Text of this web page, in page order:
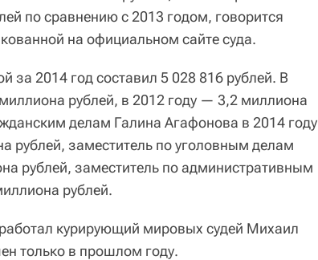
по сравнению с 2013 годом, говорится
на официальном сайте суда.
за 2014 год составил 5 028 816 рублей. В
рублей, в 2012 году — 3,2 миллиона
делам Галина Агафонова в 2014 году
рублей, заместитель по уголовным делам
рублей, заместитель по административным
рублей.
курирующий мировых судей Михаил
только в прошлом году.